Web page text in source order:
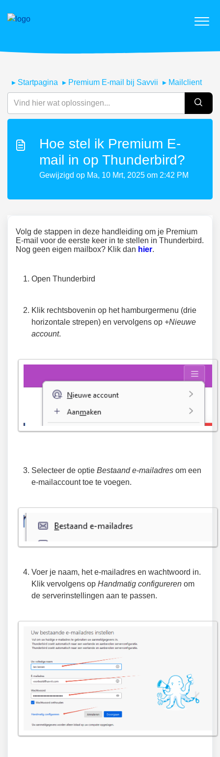
Startpagina Premium E-mail bij Savvii Mailclient
Hoe stel ik Premium E-
mail in op Thunderbird?
Gewijzigd op Ma, 10 Mrt, 2025 om 2:42 PM
Volg de stappen in deze handleiding om je Premium
E-mail voor de eerste keer in te stellen in Thunderbird.
Nog geen eigen mailbox? Klik dan hier.
Open Thunderbird
Klik rechtsbovenin op het hamburgermenu (drie
horizontale strepen) en vervolgens op +Nieuwe
account.
Selecteer de optie Bestaand e-mailadres om een
e-mailaccount toe te voegen.
Voer je naam, het e-mailadres en wachtwoord in.
Klik vervolgens op Handmatig configureren om
de serverinstellingen aan te passen.